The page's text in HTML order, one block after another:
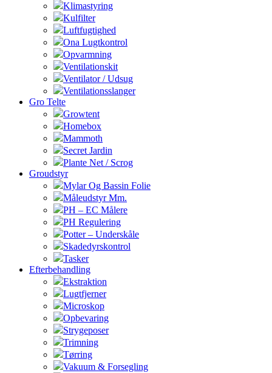
Klimastyring
Kulfilter
Luftfugtighed
Ona Lugtkontrol
Opvarmning
Ventilationskit
Ventilator / Udsug
Ventilationsslanger
Gro Telte
Growtent
Homebox
Mammoth
Secret Jardin
Plante Net / Scrog
Groudstyr
Mylar Og Bassin Folie
Måleudstyr Mm.
PH – EC Målere
PH Regulering
Potter – Underskåle
Skadedyrskontrol
Tasker
Efterbehandling
Ekstraktion
Lugtfjerner
Microskop
Opbevaring
Strygeposer
Trimning
Tørring
Vakuum & Forsegling